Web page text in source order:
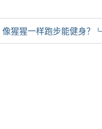
像猩猩一样跑步能健身？